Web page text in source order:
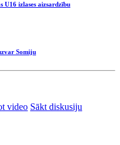
U16 izlases aizsardzību
Somiju
video Sākt diskusiju